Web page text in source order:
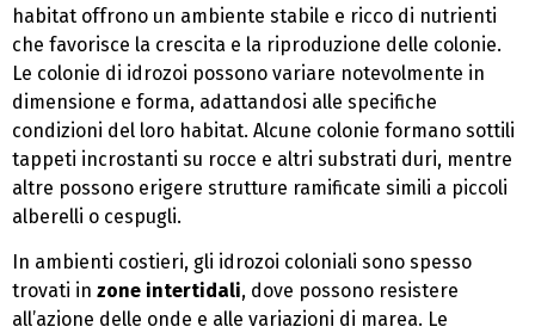
habitat offrono un ambiente stabile e ricco di nutrienti
che favorisce la crescita e la riproduzione delle colonie.
Le colonie di idrozoi possono variare notevolmente in
dimensione e forma, adattandosi alle specifiche
condizioni del loro habitat. Alcune colonie formano sottili
tappeti incrostanti su rocce e altri substrati duri, mentre
altre possono erigere strutture ramificate simili a piccoli
alberelli o cespugli.
In ambienti costieri, gli idrozoi coloniali sono spesso
trovati in zone intertidali, dove possono resistere
all’azione delle onde e alle variazioni di marea. Le